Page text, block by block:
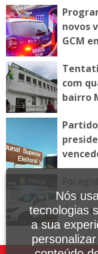
novos
GCM
com
bairro
Tática
Nós
tecnologias
a sua